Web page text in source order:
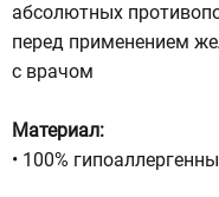
абсолютных
перед применением
с врачом
Материал:
• 100%